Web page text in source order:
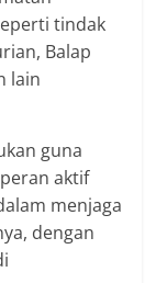
tindak
Balap
lain
guna
aktif
menjaga
dengan